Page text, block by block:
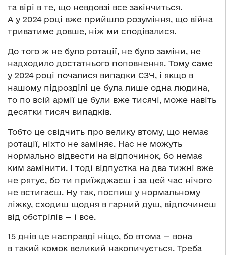
та вірі в те, що невдовзі все закінчиться.
А у 2024 році вже прийшло розуміння, що війна
триватиме довше, ніж ми сподівалися.
До того ж не було ротації, не було заміни, не
надходило достатнього поповнення. Тому саме
у 2024 році почалися випадки СЗЧ, і якщо в
нашому підрозділі це була лише одна людина,
то по всій армії це були вже тисячі, може навіть
десятки тисяч випадків.
Тобто це свідчить про велику втому, що немає
ротації, ніхто не заміняє. Нас не можуть
нормально відвести на відпочинок, бо немає
ким замінити. І тоді відпустка на два тижні вже
не рятує, бо ти приїжджаєш і за цей час нічого
не встигаєш. Ну так, поспиш у нормальному
ліжку, сходиш щодня в гарний душ, відпочинеш
від обстрілів — і все.
15 днів це насправді ніщо, бо втома — вона
в такий комок великий накопичується. Треба